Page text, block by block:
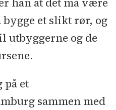
et slikt rør, og
utbyggerne og de
på et
sammen med